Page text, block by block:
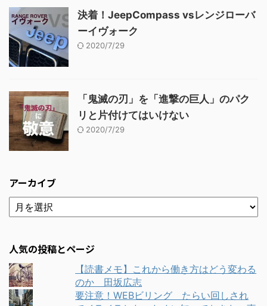
決着！JeepCompass vsレンジローバ
ーイヴォーク
2020/7/29
「鬼滅の刃」を「進撃の巨人」のパク
リと片付けてはいけない
2020/7/29
アーカイブ
人気の投稿とページ
【読書メモ】これから働き方はどう変わる
のか 田坂広志
要注意！WEBビリング たらい回しされ